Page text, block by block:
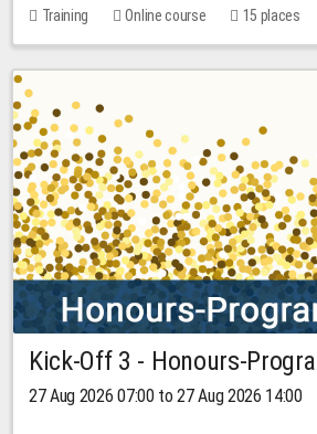
Training Online course 15 places
Kick-Off 3 - Honours-
27 Aug 2026 07:00 to 27 Aug 2026 14:00